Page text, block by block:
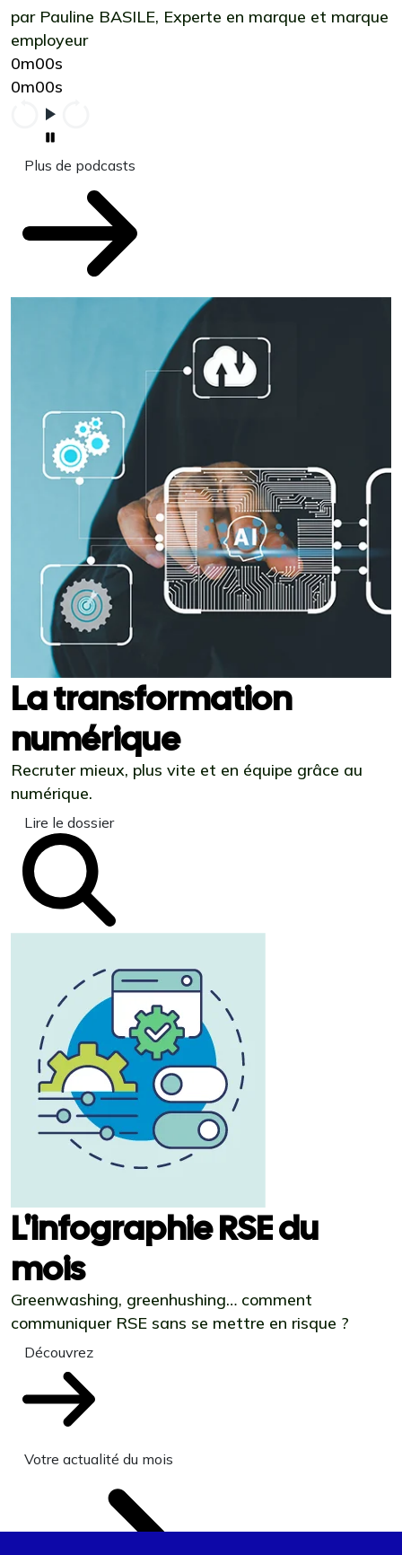
par Pauline BASILE, Experte en marque et marque
employeur
0m00s
0m00s
Plus de podcasts
La transformation
numérique
Recruter mieux, plus vite et en équipe grâce au
numérique.
Lire le dossier
L'infographie RSE du
mois
Greenwashing, greenhushing… comment
communiquer RSE sans se mettre en risque ?
Découvrez
Votre actualité du mois